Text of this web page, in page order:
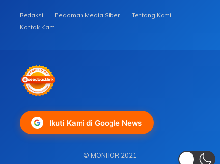
Redaksi Pedoman Media Siber
Tentang Kami
Kontak Kami
Ikuti Kami di Google News
© MONITOR 2021